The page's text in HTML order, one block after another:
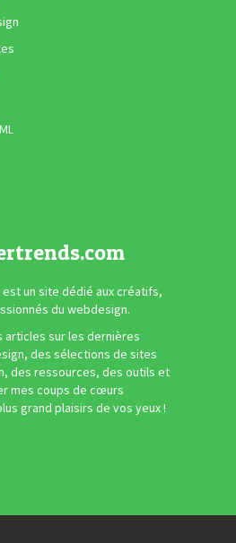
un site dédié aux créatifs,
du webdesign.
articles sur les dernières
des sélections de sites
des ressources, des outils et
mes coups de cœurs
grand plaisirs de vos yeux !